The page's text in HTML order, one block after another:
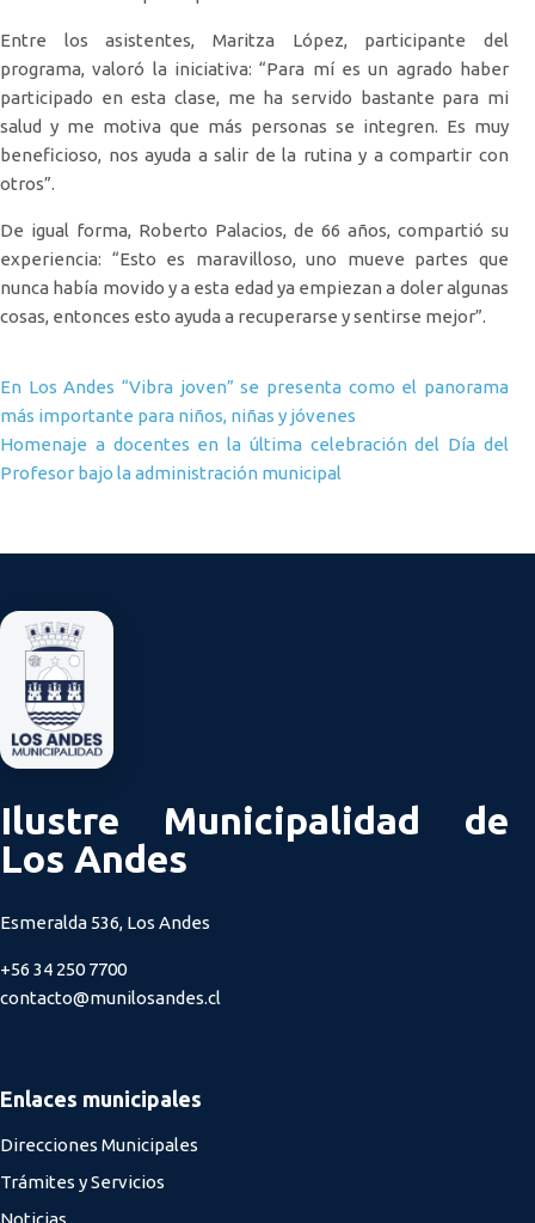
Entre los asistentes, Maritza López, participante del
programa, valoró la iniciativa: “Para mí es un agrado haber
participado en esta clase, me ha servido bastante para mi
salud y me motiva que más personas se integren. Es muy
beneficioso, nos ayuda a salir de la rutina y a compartir con
otros”.
De igual forma, Roberto Palacios, de 66 años, compartió su
experiencia: “Esto es maravilloso, uno mueve partes que
nunca había movido y a esta edad ya empiezan a doler algunas
cosas, entonces esto ayuda a recuperarse y sentirse mejor”.
Navegación de entradas
En Los Andes “Vibra joven” se presenta como el panorama
más importante para niños, niñas y jóvenes
Homenaje a docentes en la última celebración del Día del
Profesor bajo la administración municipal
Ilustre Municipalidad de
Los Andes
Esmeralda 536, Los Andes
+56 34 250 7700
contacto@munilosandes.cl
Enlaces municipales
Direcciones Municipales
Trámites y Servicios
Noticias